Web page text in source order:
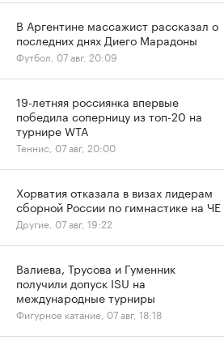
В Аргентине массажист рассказал о
последних днях Диего Марадоны
Футбол, 07 авг, 20:09
19-летняя россиянка впервые
победила соперницу из топ-20 на
турнире WTA
Теннис, 07 авг, 20:00
Хорватия отказала в визах лидерам
сборной России по гимнастике на ЧЕ
Другие, 07 авг, 19:22
Валиева, Трусова и Гуменник
получили допуск ISU на
международные турниры
Фигурное катание, 07 авг, 18:18